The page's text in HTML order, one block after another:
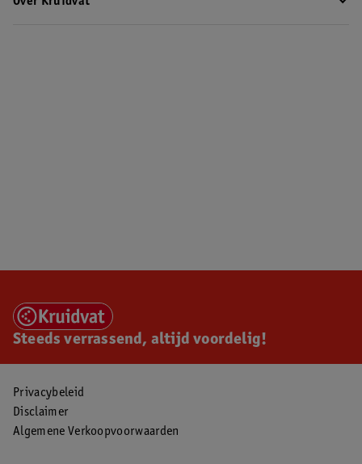
Steeds verrassend, altijd voordelig!
Privacybeleid
Disclaimer
Algemene Verkoopvoorwaarden